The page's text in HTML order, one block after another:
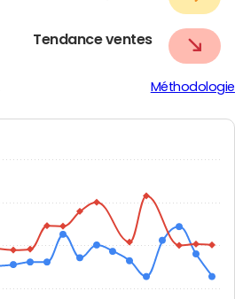
Tendance ventes
Méthodologie